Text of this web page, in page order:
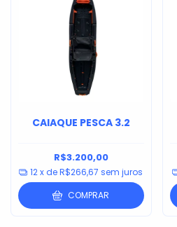
CAIAQUE PESCA 3.2
R$3.200,00
12x deR$266,67 sem juros
COMPRAR